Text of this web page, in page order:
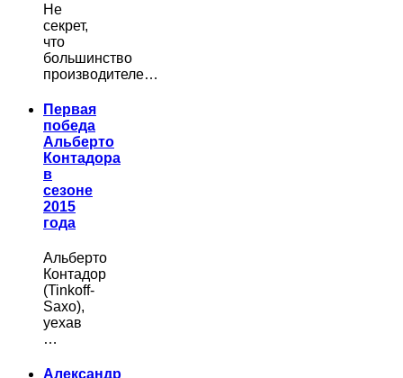
Не
секрет,
что
большинство
производителе…
Первая
победа
Альберто
Контадора
в
сезоне
2015
года
Альберто
Контадор
(Tinkoff-
Saxo),
уехав
…
Александр